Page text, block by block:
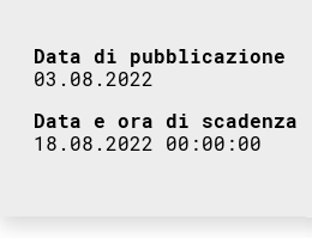
Data di pubblicazione
03.08.2022
Data e ora di scadenza
18.08.2022 00:00:00